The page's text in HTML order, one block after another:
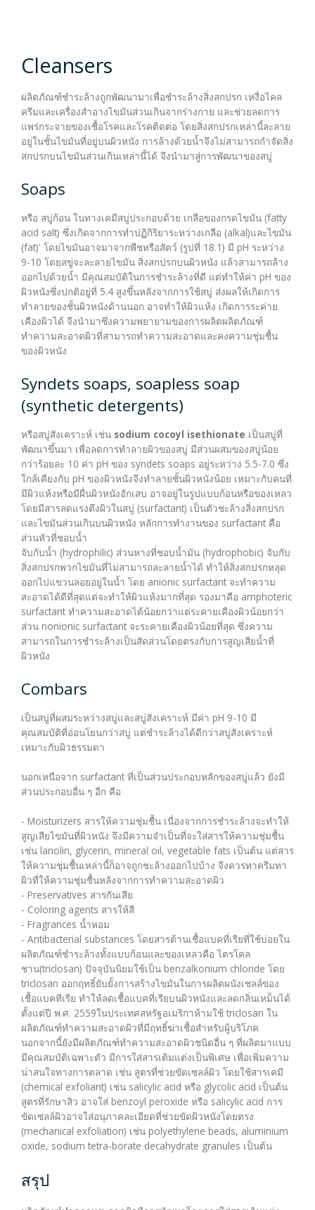
โปรแกรมลดริ้วรอยจากเกาหลี
เมโสแฟต (Meso Fat)
Cleansers
ผลิตภัณฑ์ชำระล้างถูกพัฒนามาเพื่อชำระล้างสิ่งสกปรก เหงื่อไคล
ครีมและเครื่องสำอางไขมันส่วนเกินจากร่างกาย และช่วยลดการ
แพร่กระจายของเชื้อโรคและโรคติดต่อ โดยสิ่งสกปรกเหล่านี้ละลาย
อยู่ในชั้นไขมันที่อยู่บนผิวหนัง การล้างด้วยน้ำจึงไม่สามารถกำจัดสิ่ง
สกปรกบนไขมันส่วนเกินเหล่านี้ได้ จึงนำมาสู่การพัฒนาของสบู่
Soaps
หรือ สบู่ก้อน ในทางเคมีสบู่ประกอบด้วย เกลือของกรดไขมัน (fatty
acid salt) ซึ่งเกิดจากการทำปฏิกิริยาระหว่างเกลือ (alkal)และไขมัน
(fat)' โดยไขมันอาจมาจากพืชหรือสัตว์ (รูปที่ 18.1) มี pH ระหว่าง
9-10 โดยสขู่จะละลายไขมัน สิ่งสกปรกบนผิวหนัง แล้วสามารถล้าง
ออกไปด้วยน้ำ มีคุณสมบัติในการชำระล้างที่ดี แต่ทำให้ค่า pH ของ
ผิวหนังซึ่งปกติอยู่ที่ 5.4 สูงขึ้นหลังจากการใช้สบู่ ส่งผลให้เกิดการ
ทำลายของชั้นผิวหนังด้านนอก อาจทำให้ผิวแห้ง เกิดการระค่าย
เคืองผิวได้ จึงนำมาซึ่งความพยายามของการผลิตผลิตภัณฑ์
ทำความสะอาดผิวที่สามารถทำความสะอาดและคงความชุ่มชื้น
ของผิวหนัง
Syndets soaps, soapless soap
(synthetic detergents)
หรือสบู่สังเคราะห์ เช่น sodium cocoyl isethionate เป็นสบู่ที่
พัฒนาขึ้นมา เพื่อลดการทำลายผิวของสบู่ มีส่วนผสมของสบู่น้อย
กว่าร้อยละ 10 ค่า pH ของ syndets soaps อยู่ระหว่าง 5.5-7.0 ซึ่ง
ใกล้เคียงกับ pH ของผิวหนังจึงทำลายชั้นผิวหนังน้อย เหมาะกับคนที่
มีผิวแห้งหรือมีผื่นผิวหนังอักเสบ อาจอยู่ในรูปแบบก้อนหรือของเหลว
โดยมีสารลดแรงตึงผิวในสบู่ (surfactant) เป็นตัวชะล้างสิ่งสกปรก
และไขมันส่วนเกินบนผิวหนัง หลักการทำงานของ surfactant คือ
ส่วนหัวที่ชอบน้ำ
จับกับน้ำ (hydrophilic) ส่วนหางที่ชอบน้ำมัน (hydrophobic) จับกับ
สิ่งสกปรกพวกไขมันที่ไม่สามารถละลายน้ำได้ ทำให้สิ่งสกปรกหลุด
ออกไปแขวนลอยอยู่ในน้ำ โดย anionic surfactant จะทำความ
สะอาดได้ดีที่สุดแต่จะทำให้ผิวแห้งมากที่สุด รองมาคือ amphoteric
surfactant ทำความสะอาดได้น้อยกว่าแต่ระคายเคืองผิวน้อยกว่า
ส่วน nonionic surfactant จะระคายเคืองผิวน้อยที่สุด ซึ่งความ
สามารถในการชำระล้างเป็นสัดส่วนโดยตรงกับการสูญเสียน้ำที่
ผิวหนัง
Combars
เป็นสบู่ที่ผสมระหว่างสบู่และสบู่สังเคราะห์ มีค่า pH 9-10 มี
คุณสมบัติที่อ่อนโยนกว่าสบู่ แต่ชำระล้างได้ดีกว่าสบู่สังเคราะห์
เหมาะกับผิวธรรมดา
นอกเหนือจาก surfactant ที่เป็นส่วนประกอบหลักของสบู่แล้ว ยังมี
ส่วนประกอบอื่น ๆ อีก คือ
- Moisturizers สารให้ความชุ่มชื้น เนื่องจากการชำระล้างจะทำให้
สูญเสียไขมันที่ผิวหนัง จึงมีความจำเป็นที่จะใส่สารให้ความชุ่มชื้น
เช่น lanolin, glycerin, mineral oil, vegetable fats เป็นต้น แต่สาร
ให้ความชุ่มชื้นเหล่านี้ก็อาจถูกชะล้างออกไปบ้าง จึงควรทาครีมทา
ผิวที่ให้ความชุ่มชื้นหลังจากการทำความสะอาดผิว
- Preservatives สารกันเสีย
- Coloring agents สารให้สี
- Fragrances น้ำหอม
- Antibacterial substances โดยสารต้านเชื้อแบคที่เรียที่ใช้บ่อยใน
ผลิตภัณฑ์ชำระล้างทั้งแบบก้อนและของเหลวคือ ไตรโคล
ชาน(triclosan) ปัจจุบันนิยมใช้เป็น benzalkonium chloride โดย
triclosan ออกฤทธิ์ยับยั้งการสร้างไขมันในการผลิตผนังเชลล์ของ
เชื้อแบคทีเรีย ทำให้ลดเชื้อแบคที่เรียบนผิวหนังและลดกลิ่นเหม็นได้
ตั้งแต่ปี พ.ศ. 2559ในประเทศสหรัฐอเมริกาห้ามใช้ triclosan ใน
ผลิตภัณฑ์ทำความสะอาดผิวที่มีฤทธิ์ฆ่าเชื้อสำหรับผู้บริโภค
นอกจากนี้ยังมีผลิตภัณฑ์ทำความสะอาดผิวชนิดอื่น ๆ ที่ผลิตมาแบบ
มีคุณสมบัติเฉพาะตัว มีการใส่สารเติมแต่งเป็นพิเศษ เพื่อเพิ่มความ
น่าสนใจทางการตลาด เช่น สูตรที่ช่วยขัดเซลล์ผิว โดยใช้สารเคมี
(chemical exfoliant) เช่น salicylic acid หรือ glycolic acid เป็นต้น
สูตรที่รักษาสิว อาจใส่ benzoyl peroxide หรือ salicylic acid การ
ขัดเซลล์ผิวอาจใส่อนุภาคละเอียดที่ช่วยขัดผิวหนังโดยตรง
(mechanical exfoliation) เช่น polyethylene beads, aluminium
oxide, sodium tetra-borate decahydrate granules เป็นต้น
สรุป